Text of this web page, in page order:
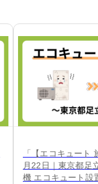
「【エコキュート
月22日｜東京都足
機 エコキュート設